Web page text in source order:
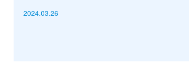
2024.03.26